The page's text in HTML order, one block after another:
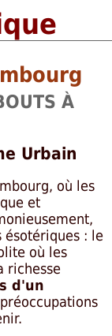
À
Urbain
où les
et
ésotériques : le
où les
richesse
d'un